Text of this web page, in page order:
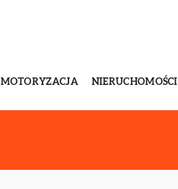
MOTORYZACJA NIERUCHOMOŚCI